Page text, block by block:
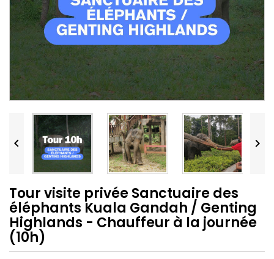
 
Tour visite privée Sanctuaire des
éléphants Kuala Gandah / Genting
Highlands - Chauffeur à la journée
(10h)